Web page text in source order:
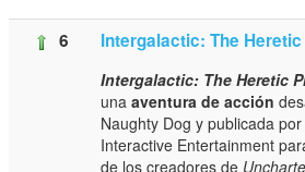
6 Intergalactic: The
Intergalactic: The Heretic
unaaventura de acción
Naughty Dog y publicada
Interactive Entertainment
de los creadores de